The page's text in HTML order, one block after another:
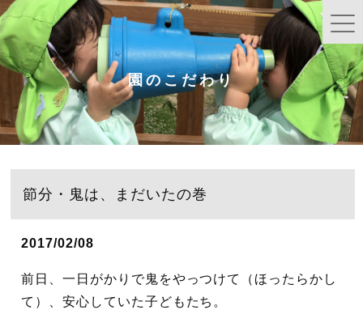
園のこだわり
節分・鬼は、まだいたの巻
2017/02/08
前日、一日がかりで鬼をやっつけて（ほったらかし
て）、安心していた子どもたち。